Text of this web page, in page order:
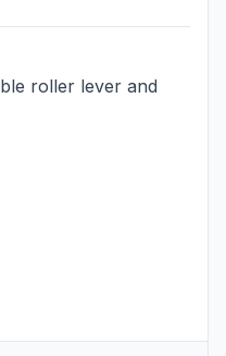
roller lever and